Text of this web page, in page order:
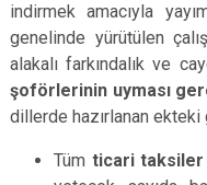
indirmek amacıyla
genelinde yürütülen
alakalı farkındalık ve
şoförlerinin uyması
dillerde hazırlanan
Tüm ticari